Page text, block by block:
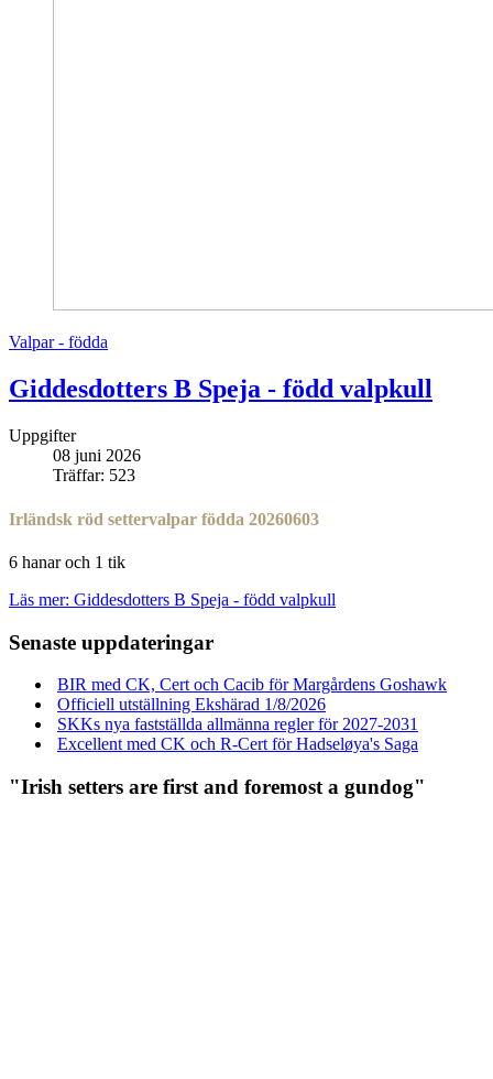
Valpar - födda
Giddesdotters B Speja - född valpkull
Uppgifter
08 juni 2026
Träffar: 523
Irländsk röd settervalpar födda 20260603
6 hanar och 1 tik
Läs mer: Giddesdotters B Speja - född valpkull
Senaste uppdateringar
BIR med CK, Cert och Cacib för Margårdens Goshawk
Officiell utställning Ekshärad 1/8/2026
SKKs nya fastställda allmänna regler för 2027-2031
Excellent med CK och R-Cert för Hadseløya's Saga
"Irish setters are first and foremost a gundog"